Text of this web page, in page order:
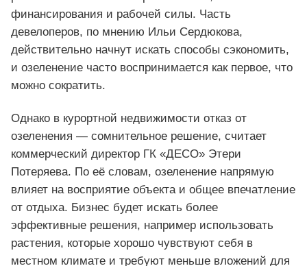
финансирования и рабочей силы. Часть
девелоперов, по мнению Ильи Сердюкова,
действительно начнут искать способы сэкономить,
и озеленение часто воспринимается как первое, что
можно сократить.
Однако в курортной недвижимости отказ от
озеленения — сомнительное решение, считает
коммерческий директор ГК «ДЕСО» Этери
Потеряева. По её словам, озеленение напрямую
влияет на восприятие объекта и общее впечатление
от отдыха. Бизнес будет искать более
эффективные решения, например использовать
растения, которые хорошо чувствуют себя в
местном климате и требуют меньше вложений для